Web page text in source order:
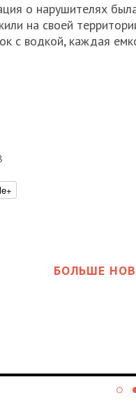
о нарушителях
на своей
с водкой, каждая
БОЛЬШЕ